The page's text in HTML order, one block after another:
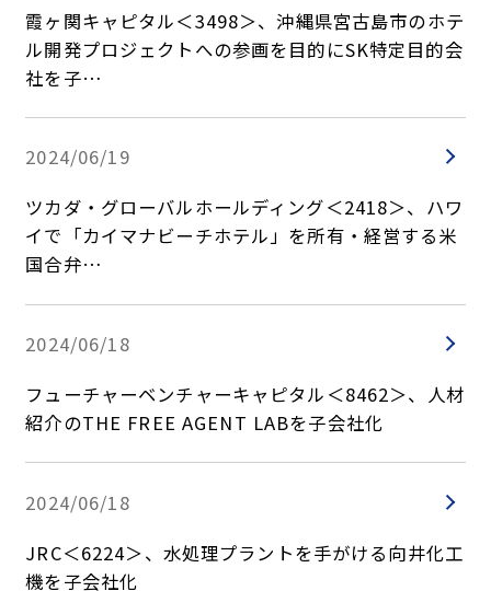
霞ヶ関キャピタル＜3498＞、沖縄県宮古島市のホテ
ル開発プロジェクトへの参画を目的にSK特定目的会
社を子…
2024/06/19
ツカダ・グローバルホールディング＜2418＞、ハワ
イで「カイマナビーチホテル」を所有・経営する米
国合弁…
2024/06/18
フューチャーベンチャーキャピタル＜8462＞、⼈材
紹介のTHE FREE AGENT LABを子会社化
2024/06/18
JRC＜6224＞、水処理プラントを手がける向井化工
機を子会社化